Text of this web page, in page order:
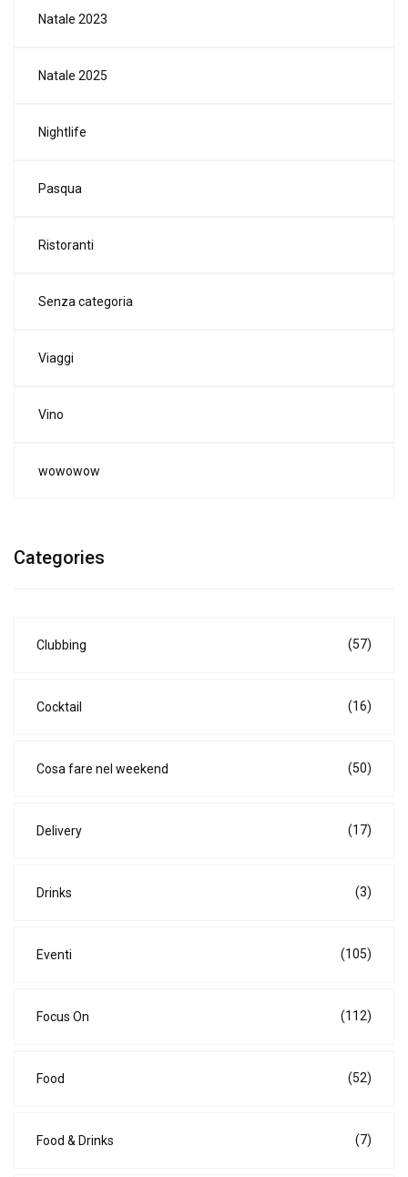
Natale 2023
Natale 2025
Nightlife
Pasqua
Ristoranti
Senza categoria
Viaggi
Vino
wowowow
Categories
Clubbing (57)
Cocktail (16)
Cosa fare nel weekend (50)
Delivery (17)
Drinks (3)
Eventi (105)
Focus On (112)
Food (52)
Food & Drinks (7)